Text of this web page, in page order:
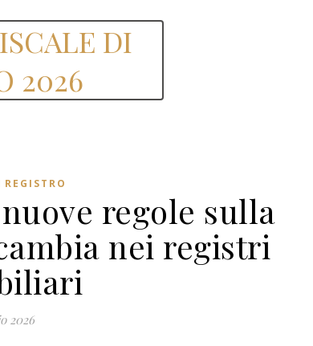
DI
2026
regole sulla
nei registri
2026